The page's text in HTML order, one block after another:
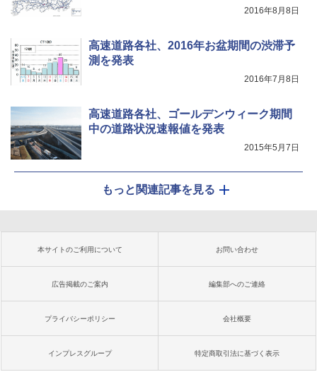
2016年8月8日
高速道路各社、2016年お盆期間の渋滞予
測を発表
2016年7月8日
高速道路各社、ゴールデンウィーク期間
中の道路状況速報値を発表
2015年5月7日
もっと関連記事を見る
本サイトのご利用について お問い合わせ
広告掲載のご案内 編集部へのご連絡
プライバシーポリシー 会社概要
インプレスグループ 特定商取引法に基づく表示